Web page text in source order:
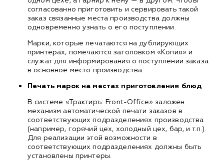
согласованно приготовить и сервировать такой
заказ связанные места производства должны
одновременно узнать о его поступлении.
Марки, которые печатаются на дублирующих
принтерах, помечаются заголовком «Копия» и
служат для информирования о поступлении заказа
в основное место производства.
Печать марок на местах приготовления блюд
В системе «Трактиръ: Front-Office» заложен
механизм автоматической печати заказов в
соответствующих подразделениях производства
(например, горячий цех, холодный цех, бар, и т.п.).
Для реализации этой возможности в
соответствующих подразделениях должны быть
установлены принтеры.